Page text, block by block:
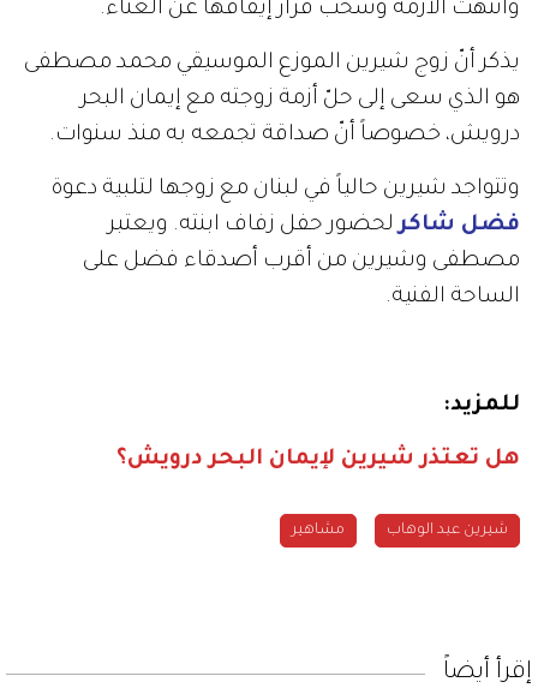
وانتهت الأزمة وسحب قرار إيقافها عن الغناء.
يذكر أنّ زوج شيرين الموزع الموسيقي محمد مصطفى
هو الذي سعى إلى حلّ أزمة زوجته مع إيمان البحر
درويش، خصوصاً أنّ صداقة تجمعه به منذ سنوات.
وتتواجد شيرين حالياً في لبنان مع زوجها لتلبية دعوة
فضل شاكرلحضور حفل زفاف ابنته. ويعتبر
مصطفى وشيرين من أقرب أصدقاء فضل على
الساحة الفنية.
للمزيد:
هل تعتذر شيرين لإيمان البحر درويش؟
شيرين عبد الوهاب مشاهير
إقرأ أيضاً